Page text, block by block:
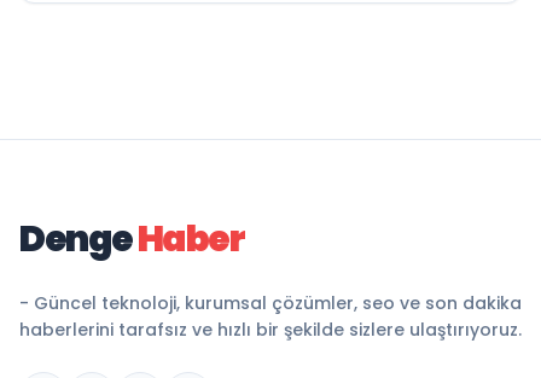
DengeHaber
- Güncel teknoloji, kurumsal çözümler, seo ve son dakika
haberlerini tarafsız ve hızlı bir şekilde sizlere ulaştırıyoruz.